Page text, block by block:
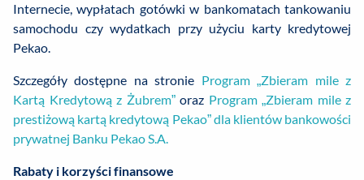
Internecie, wypłatach gotówki w bankomatach tankowaniu
samochodu czy wydatkach przy użyciu karty kredytowej
Pekao.
Szczegóły dostępne na stronie Program „Zbieram mile z
Kartą Kredytową z Żubrem”oraz Program „Zbieram mile z
prestiżową kartą kredytową Pekao” dla klientów bankowości
prywatnej Banku Pekao S.A.
Rabaty i korzyści finansowe